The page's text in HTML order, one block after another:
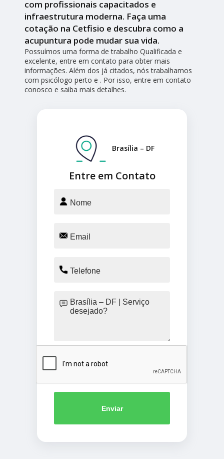
com profissionais capacitados e
infraestrutura moderna. Faça uma
cotação na Cetfisio e descubra como a
acupuntura pode mudar sua vida.
Possuímos uma forma de trabalho Qualificada e
excelente, entre em contato para obter mais
informações. Além dos já citados, nós trabalhamos
com psicólogo perto e . Por isso, entre em contato
conosco e saiba mais detalhes.
Entre em Contato
Brasília – DF
Enviar